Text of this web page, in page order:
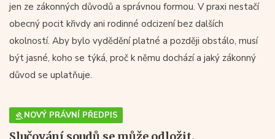
jen ze zákonných důvodů a správnou formou. V praxi nestačí
obecný pocit křivdy ani rodinné odcizení bez dalších
okolností. Aby bylo vydědění platné a později obstálo, musí
být jasné, koho se týká, proč k němu dochází a jaký zákonný
důvod se uplatňuje.
NOVÝ PRÁVNÍ PŘEDPIS